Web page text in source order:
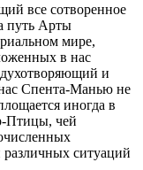
все сотворенное
путь Арты
мире,
в нас
и
Спента-Манью не
иногда в
Птицы, чей
ситуаций